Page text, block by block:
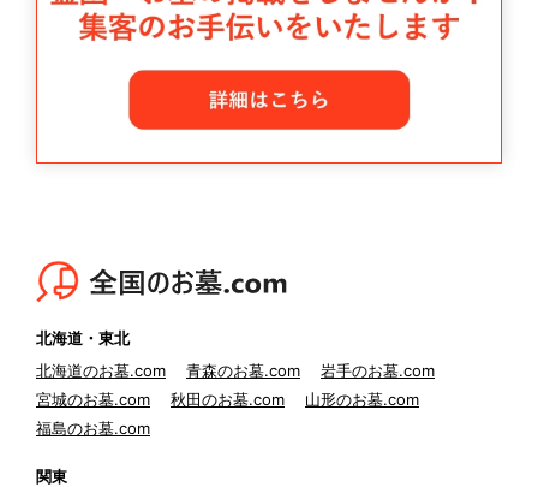
北海道・東北
北海道のお墓.com
青森のお墓.com
岩手のお墓.com
宮城のお墓.com
秋田のお墓.com
山形のお墓.com
福島のお墓.com
関東